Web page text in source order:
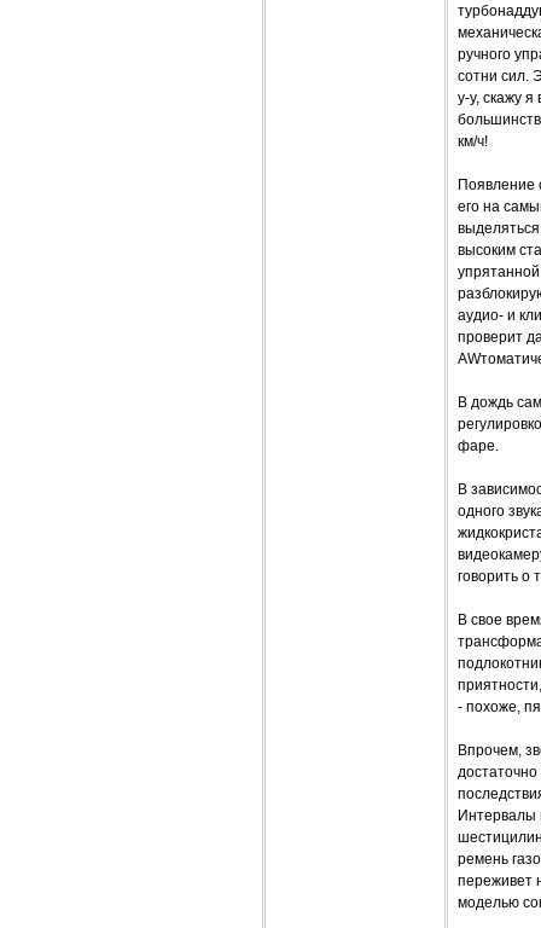
ручного
сотни сил.
у-у, скажу
км/ч!
Появление
его на
высоким
упрятанной
аудио- и
проверит
В дождь
фаре.
В
одного
говорить о
В свое
- похоже,
Впрочем,
Интервалы
ремень
переживет
моделью